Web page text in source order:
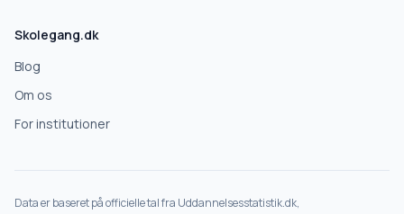
Skolegang.dk
Blog
Om os
For institutioner
Data er baseret på officielle tal fra Uddannelsesstatistik.dk,